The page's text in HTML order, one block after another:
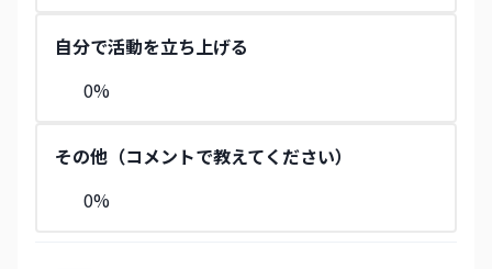
自分で活動を立ち上げる
0%
その他（コメントで教えてください）
0%